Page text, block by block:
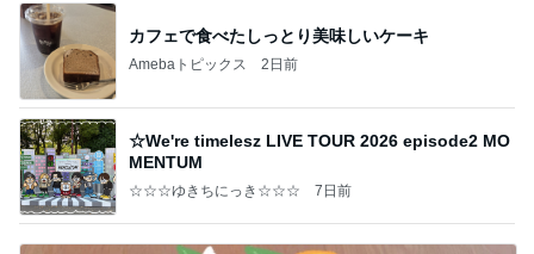
カフェで食べたしっとり美味しいケーキ
Amebaトピックス 2日前
☆We're timelesz LIVE TOUR 2026 episode2 MO
MENTUM
☆☆☆ゆきちにっき☆☆☆ 7日前